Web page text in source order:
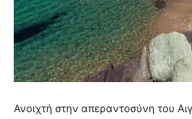
Ανοιχτή στην απεραντοσύνη του